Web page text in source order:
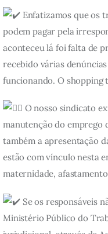
Enfatizamos que os
podem pagar pela
aconteceu lá foi falta de
recebido várias
funcionando. O shopping
O nosso sindicato
manutenção do emprego
também a apresentação
estão com vínculo nesta
maternidade,
Se os responsáveis
Ministério Público do